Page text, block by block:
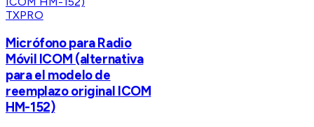
TXPRO
Micrófono para Radio
Móvil ICOM (alternativa
para el modelo de
reemplazo original ICOM
HM-152)